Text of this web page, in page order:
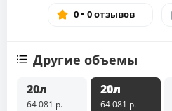
0 • 0 отзывов
Другие объемы
20л
64 081 р.
20л
64 081 р.